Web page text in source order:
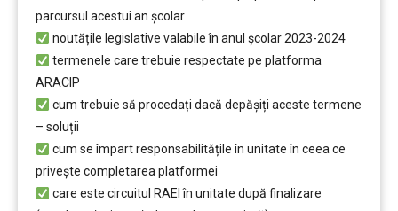
parcursul acestui an școlar
noutățile legislative valabile în anul școlar 2023-2024
termenele care trebuie respectate pe platforma
ARACIP
cum trebuie să procedați dacă depăşiți aceste termene
– soluții
cum se împart responsabilitățile în unitate în ceea ce
privește completarea platformei
care este circuitul RAEI în unitate după finalizare